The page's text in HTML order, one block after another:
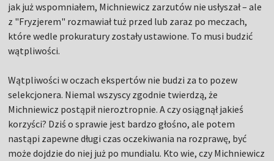
jak już wspomniałem, Michniewicz zarzutów nie usłyszał – ale
z "Fryzjerem" rozmawiał tuż przed lub zaraz po meczach,
które wedle prokuratury zostały ustawione. To musi budzić
wątpliwości.
Wątpliwości w oczach ekspertów nie budzi za to pozew
selekcjonera. Niemal wszyscy zgodnie twierdzą, że
Michniewicz postąpił nieroztropnie. A czy osiągnął jakieś
korzyści? Dziś o sprawie jest bardzo głośno, ale potem
nastąpi zapewne długi czas oczekiwania na rozprawę, być
może dojdzie do niej już po mundialu. Kto wie, czy Michniewicz